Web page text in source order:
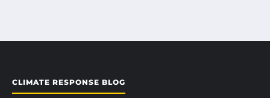
CLIMATE RESPONSE BLOG